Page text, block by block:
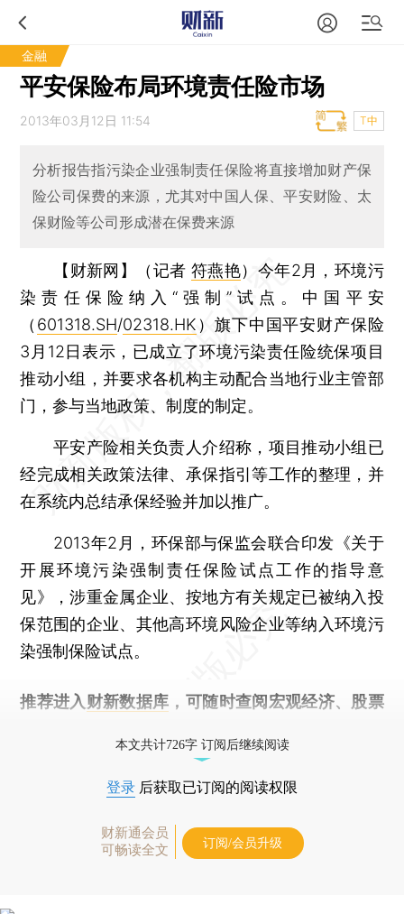
金融
平安保险布局环境责任险市场
2013年03月12日 11:54 T中
分析报告指污染企业强制责任保险将直接增加财产保
险公司保费的来源，尤其对中国人保、平安财险、太
保财险等公司形成潜在保费来源
【财新网】（记者符燕艳） 今年2月，环境污
染责任保险纳入“强制”试点。中国平安
（ 601318.SH/02318.HK ）旗下中国平安财产保险
3月12日表示，已成立了环境污染责任险统保项目
推动小组，并要求各机构主动配合当地行业主管部
门，参与当地政策、制度的制定。
平安产险相关负责人介绍称，项目推动小组已
经完成相关政策法律、承保指引等工作的整理，并
在系统内总结承保经验并加以推广。
2013年2月，环保部与保监会联合印发《关于
开展环境污染强制责任保险试点工作的指导意
见》，涉重金属企业、按地方有关规定已被纳入投
保范围的企业、其他高环境风险企业等纳入环境污
染强制保险试点。
推荐进入 财新数据库 ，可随时查阅宏观经济、股票
本文共计726字 订阅后继续阅读
登录 后获取已订阅的阅读权限
财新通会员
可畅读全文
订阅/会员升级